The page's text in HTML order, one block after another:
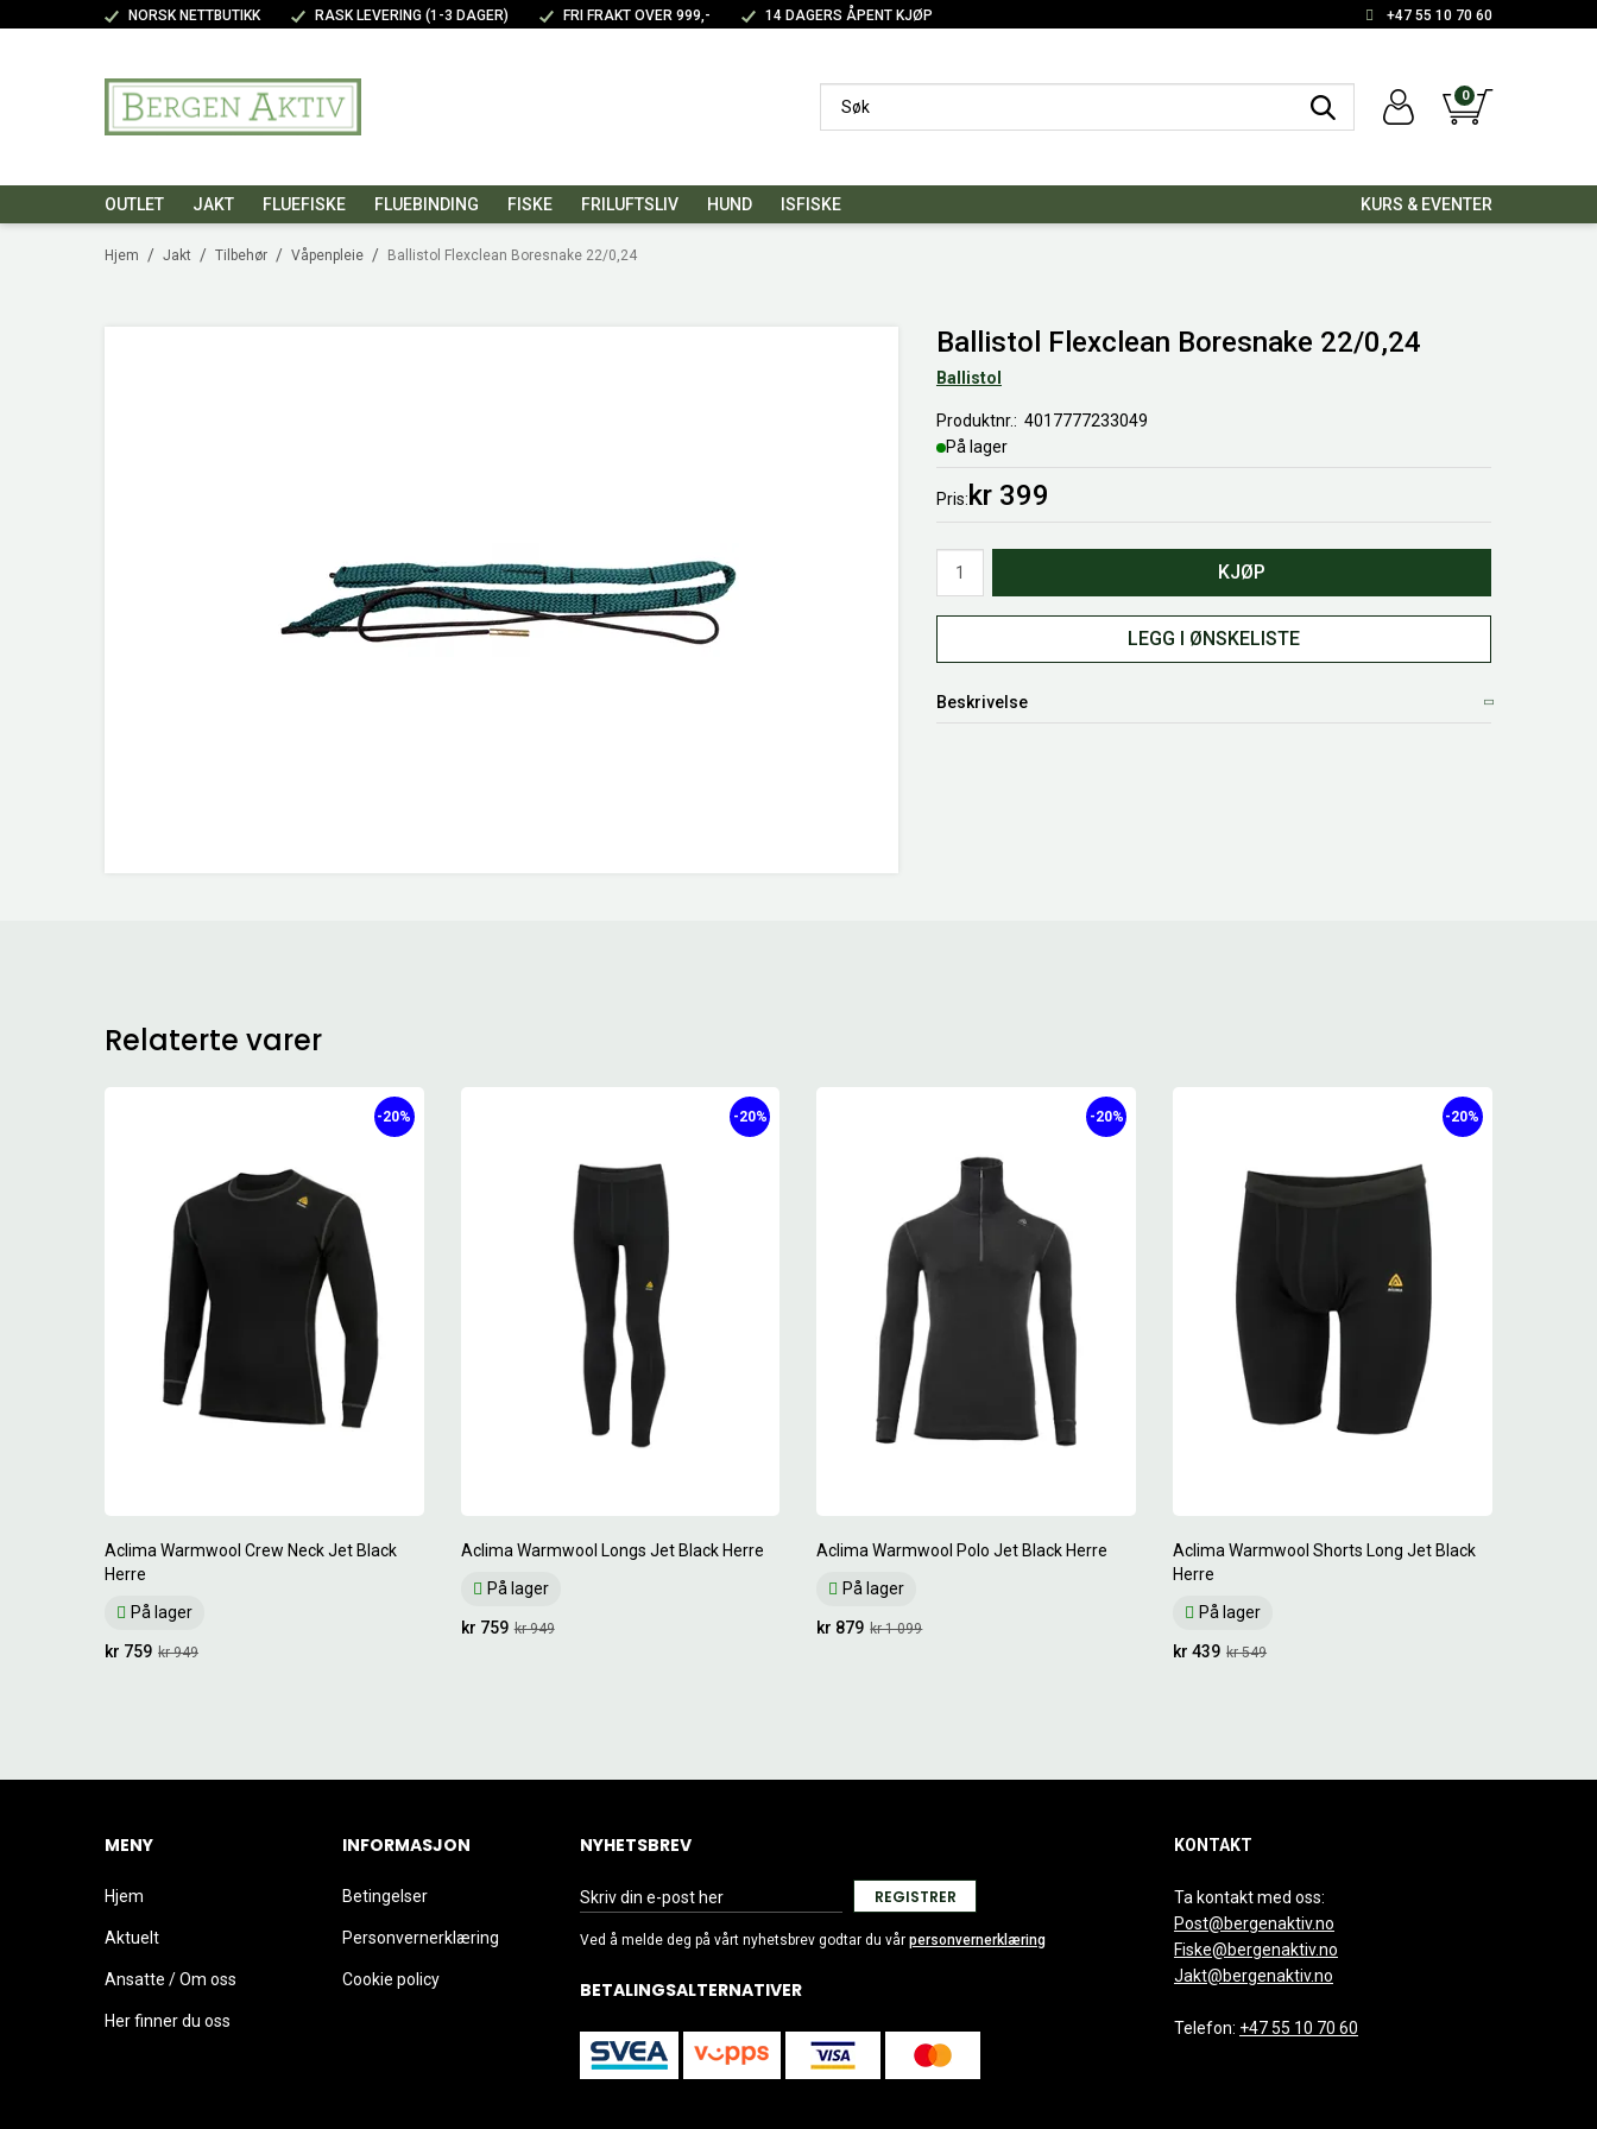
NORSK NETTBUTIKK RASK LEVERING (1-3 DAGER) FRI FRAKT OVER 999,- 14 DAGERS ÅPENT KJØP +47 55 10 70 60
0
OUTLET JAKT FLUEFISKE FLUEBINDING FISKE FRILUFTSLIV HUND ISFISKE KURS & EVENTER
/
Hjem /
Jakt /
Tilbehør /
Våpenpleie Ballistol Flexclean Boresnake 22/0,24
Ballistol Flexclean Boresnake 22/0,24
Ballistol
Produktnr.
4017777233049
På lager
Pris kr 399
KJØP
LEGG I ØNSKELISTE
Beskrivelse
Relaterte varer
Aclima Warmwool Crew Neck Jet Black
Herre
På lager
-20%
kr 949
kr 759
Aclima Warmwool Longs Jet Black Herre
På lager
-20%
kr 949
kr 759
Aclima Warmwool Polo Jet Black Herre
På lager
-20%
kr 1 099
kr 879
Aclima Warmwool Shorts Long Jet Black
Herre
På lager
-20%
kr 549
kr 439
MENY
Hjem
Aktuelt
Ansatte / Om oss
Her finner du oss
INFORMASJON
Betingelser
Personvernerklæring
Cookie policy
NYHETSBREV
REGISTRER
Ved å melde deg på vårt nyhetsbrev godtar du vår personvernerklæring
BETALINGSALTERNATIVER
KONTAKT
Ta kontakt med oss:
Post@bergenaktiv.no
Fiske@bergenaktiv.no
Jakt@bergenaktiv.no
Telefon: +47 55 10 70 60